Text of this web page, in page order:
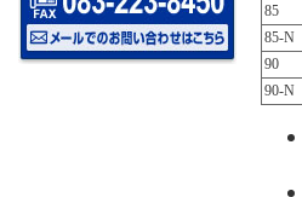
85
85-
90
90-